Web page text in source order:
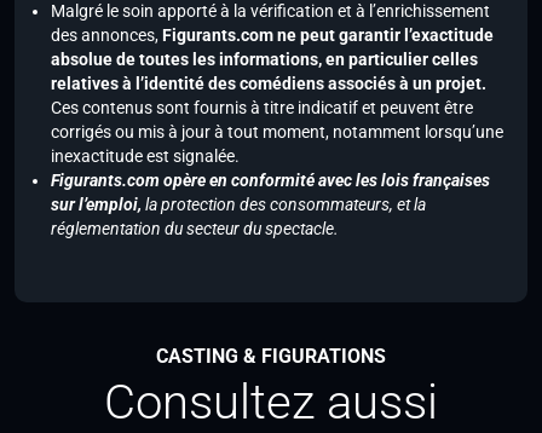
Malgré le soin apporté à la vérification et à l’enrichissement
des annonces,Figurants.com ne peut garantir l’exactitude
absolue de toutes les informations, en particulier celles
relatives à l’identité des comédiens associés à un projet.
Ces contenus sont fournis à titre indicatif et peuvent être
corrigés ou mis à jour à tout moment, notamment lorsqu’une
inexactitude est signalée.
Figurants.com opère en conformité avec les lois françaises
sur l’emploi, la protection des consommateurs, et la
réglementation du secteur du spectacle.
CASTING & FIGURATIONS
Consultez aussi